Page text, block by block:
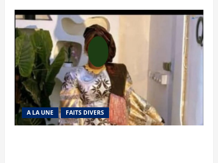
A LA UNE FAITS DIVERS